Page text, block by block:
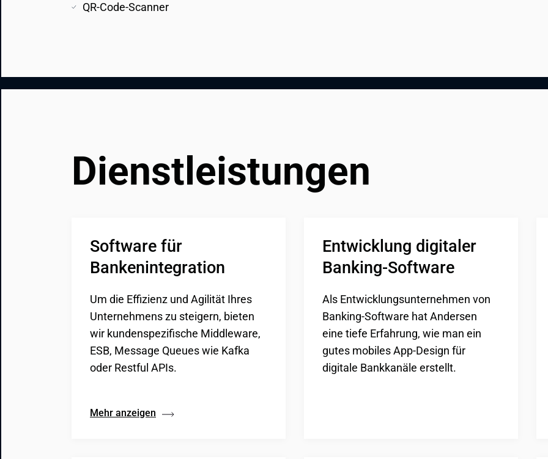
QR-Code-Scanner
Dienstleistungen
Software für
Bankenintegration
Um die Effizienz und Agilität Ihres
Unternehmens zu steigern, bieten
wir kundenspezifische Middleware,
ESB, Message Queues wie Kafka
oder Restful APIs.
Mehr anzeigen
Entwicklung digitaler
Banking-Software
Als Entwicklungsunternehmen von
Banking-Software hat Andersen
eine tiefe Erfahrung, wie man ein
gutes mobiles App-Design für
digitale Bankkanäle erstellt.